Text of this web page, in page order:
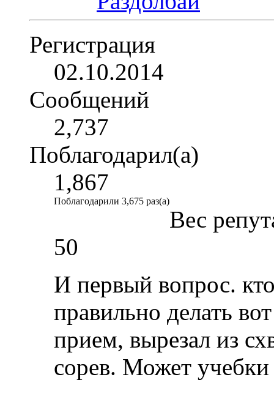
Регистрация
02.10.2014
Сообщений
2,737
Поблагодарил(а)
1,867
Поблагодарили 3,675 раз(а)
Вес
50
И первый вопрос.
правильно делать
прием, вырезал из
сорев. Может учебки